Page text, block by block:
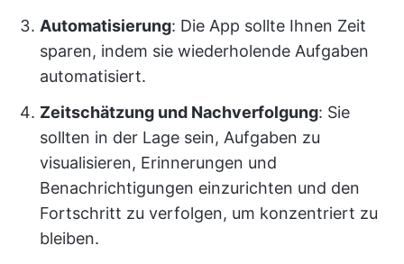
Automatisierung: Die App sollte Ihnen Zeit
sparen, indem sie wiederholende Aufgaben
automatisiert.
Zeitschätzung und Nachverfolgung: Sie
sollten in der Lage sein, Aufgaben zu
visualisieren, Erinnerungen und
Benachrichtigungen einzurichten und den
Fortschritt zu verfolgen, um konzentriert zu
bleiben.